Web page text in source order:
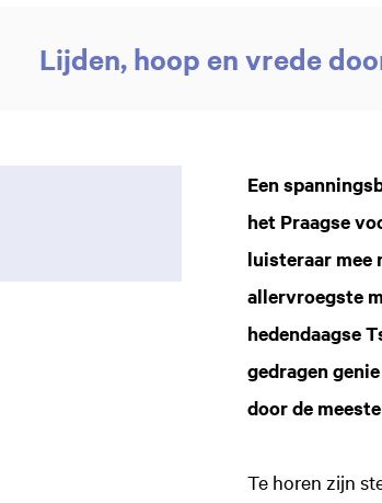
Lijden, hoop en vrede
Een
het Praagse
luisteraar mee
allervroegste
hedendaagse
gedragen
door de
Te horen zijn